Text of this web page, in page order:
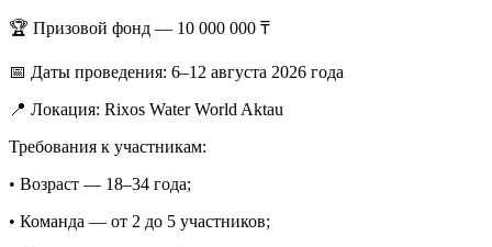
🏆 Призовой фонд — 10 000 000 ₸
📅 Даты проведения: 6–12 августа 2026 года
📍 Локация: Rixos Water World Aktau
Требования к участникам:
• Возраст — 18–34 года;
• Команда — от 2 до 5 участников;